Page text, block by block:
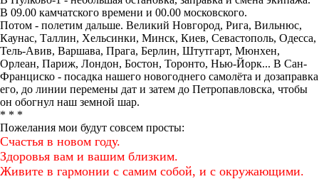
В 09.00 камчатского времени и 00.00 московского.
Потом - полетим дальше. Великий Новгород, Рига, Вильнюс,
Каунас, Таллин, Хельсинки, Минск, Киев, Севастополь, Одесса,
Тель-Авив, Варшава, Прага, Берлин, Штутгарт, Мюнхен,
Орлеан, Париж, Лондон, Бостон, Торонто, Нью-Йорк... В Сан-
Франциско - посадка нашего новогоднего самолёта и дозаправка
его, до линии перемены дат и затем до Петропавловска, чтобы
он обогнул наш земной шар.
* * *
Пожелания мои будут совсем просты:
Счастья в новом году.
Здоровья вам и вашим близким.
Живите в гармонии с самим собой, и с окружающими.